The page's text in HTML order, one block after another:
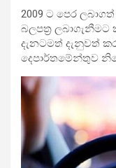
2009 ට පෙර
බලපත්‍ර
දැනටමත් දැනුවත්
දෙපාර්තමේන්තුව